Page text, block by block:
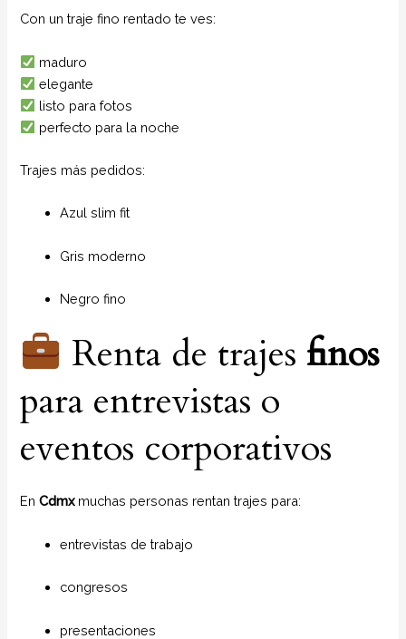
Con un traje fino rentado te ves:
maduro
elegante
listo para fotos
perfecto para la noche
Trajes más pedidos:
Azul slim fit
Gris moderno
Negro fino
Renta de trajes finos
para entrevistas o
eventos corporativos
EnCdmx muchas personas rentan trajes para:
entrevistas de trabajo
congresos
presentaciones